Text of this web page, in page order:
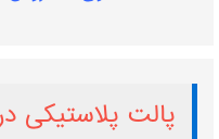
پالت پلاستیکی